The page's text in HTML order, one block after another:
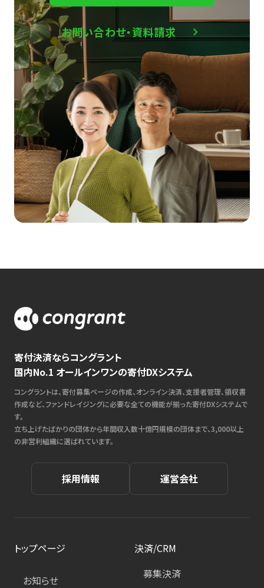
お問い合わせ・資料請求
寄付決済ならコングラント
国内No.1 オールインワンの寄付DXシステム
コングラントは、寄付募集ページの作成、オンライン決済、支援者管理、領収書
作成など、ファンドレイジングに必要な全ての機能が揃った寄付DXシステムで
す。
立ち上げたばかりの団体から年間収入数十億円規模の団体まで、3,000以上
の非営利組織に選ばれています。
採用情報 運営会社
トップページ
お知らせ
決済/CRM
募集決済